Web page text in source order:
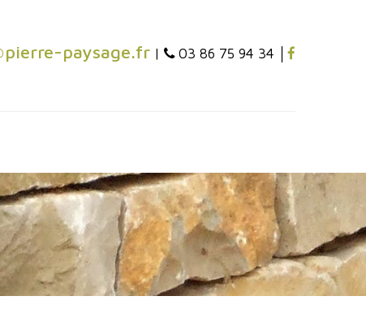
paysage.fr | 03 86 75 94 34 │